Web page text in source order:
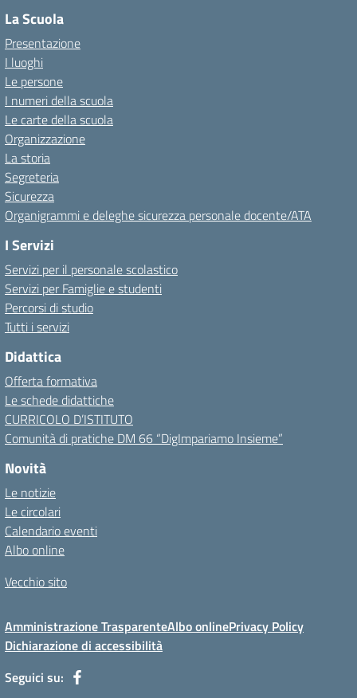
La Scuola
Presentazione
I luoghi
Le persone
I numeri della scuola
Le carte della scuola
Organizzazione
La storia
Segreteria
Sicurezza
Organigrammi e deleghe sicurezza personale docente/ATA
I Servizi
Servizi per il personale scolastico
Servizi per Famiglie e studenti
Percorsi di studio
Tutti i servizi
Didattica
Offerta formativa
Le schede didattiche
CURRICOLO D’ISTITUTO
Comunità di pratiche DM 66 “DigImpariamo Insieme”
Novità
Le notizie
Le circolari
Calendario eventi
Albo online
Vecchio sito
Amministrazione TrasparenteAlbo onlinePrivacy Policy
Dichiarazione di accessibilità
Seguici su: